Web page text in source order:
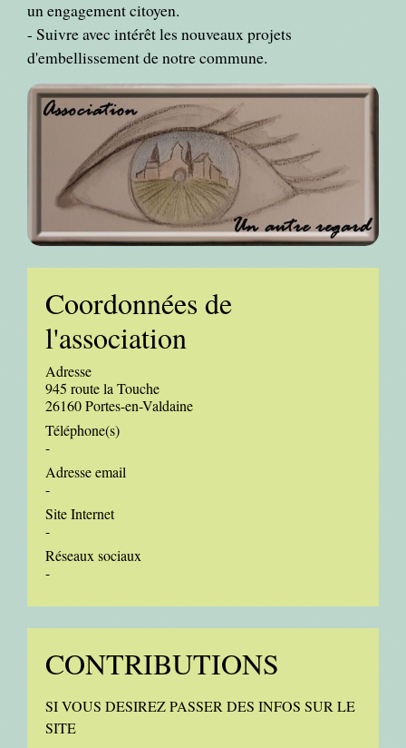
un engagement citoyen.
- Suivre avec intérêt les nouveaux projets
d'embellissement de notre commune.
Coordonnées de
l'association
Adresse
945 route la Touche
26160 Portes-en-Valdaine
Téléphone(s)
-
Adresse email
-
Site Internet
-
Réseaux sociaux
-
CONTRIBUTIONS
SI VOUS DESIREZ PASSER DES INFOS SUR LE
SITE